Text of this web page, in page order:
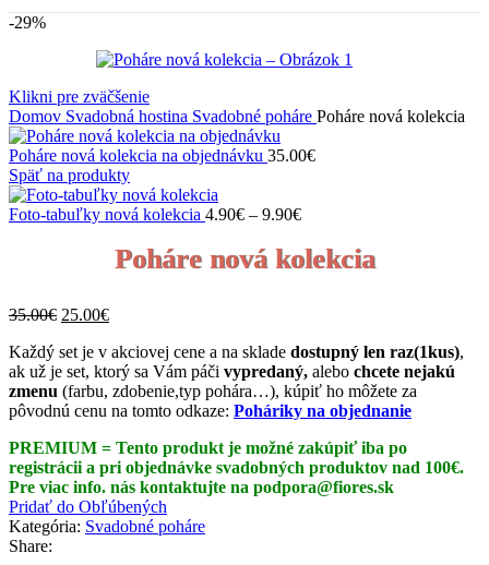
-29%
Klikni pre zväčšenie
Domov Svadobná hostina Svadobné poháre Poháre nová kolekcia
Poháre nová kolekcia na objednávku 35.00€
Späť na produkty
Foto-tabuľky nová kolekcia 4.90€ – 9.90€Price
4.90€
through
Poháre nová kolekcia
35.00€ Pôvodná
bola:
35.00€.
25.00€Aktuálna
je:
25.00€.
Každý set je v akciovej cene a na sklade dostupný len raz(1kus),
ak už je set, ktorý sa Vám páči vypredaný, alebo chcete nejakú
zmenu (farbu, zdobenie,typ pohára…), kúpiť ho môžete za
pôvodnú cenu na tomto odkaze: Poháriky na objednanie
PREMIUM = Tento produkt je možné zakúpiť iba po
registrácii a pri objednávke svadobných produktov nad 100€.
Pre viac info. nás kontaktujte na podpora@fiores.sk
Pridať do Obľúbených
Kategória: Svadobné poháre
Share: